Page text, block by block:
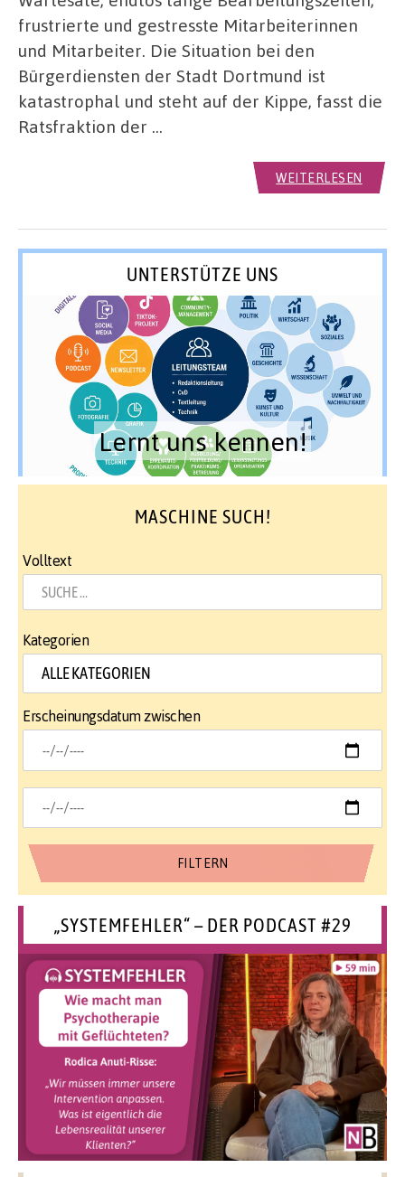
frustrierte und gestresste Mitarbeiterinnen
und Mitarbeiter. Die Situation bei den
Bürgerdiensten der Stadt Dortmund ist
katastrophal und steht auf der Kippe, fasst die
Ratsfraktion der …
WEITERLESEN
UNTERSTÜTZE UNS
Lernt uns kennen!
MASCHINE SUCH!
Volltext
Kategorien
Erscheinungsdatum zwischen
„SYSTEMFEHLER“ – DER PODCAST #29